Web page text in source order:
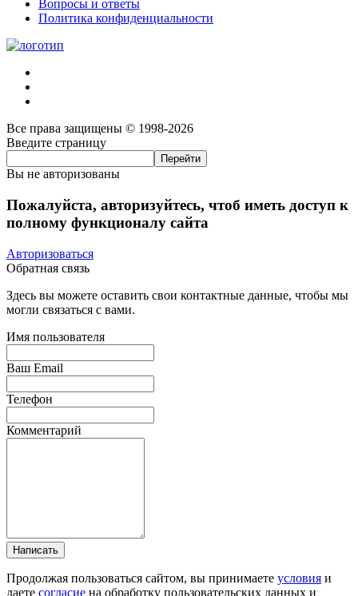
Вопросы и ответы
Политика конфиденциальности
Все права защищены © 1998-2026
Введите страницу
Вы не авторизованы
Пожалуйста, авторизуйтесь, чтоб иметь доступ к
полному функционалу сайта
Авторизоваться
Обратная связь
Здесь вы можете оставить свои контактные данные, чтобы мы
могли связаться с вами.
Имя пользователя
Ваш Email
Телефон
Комментарий
Написать
Продолжая пользоваться сайтом, вы принимаете условия и
даете согласие на обработку пользовательских данных и